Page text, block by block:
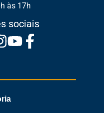
às 17h
sociais